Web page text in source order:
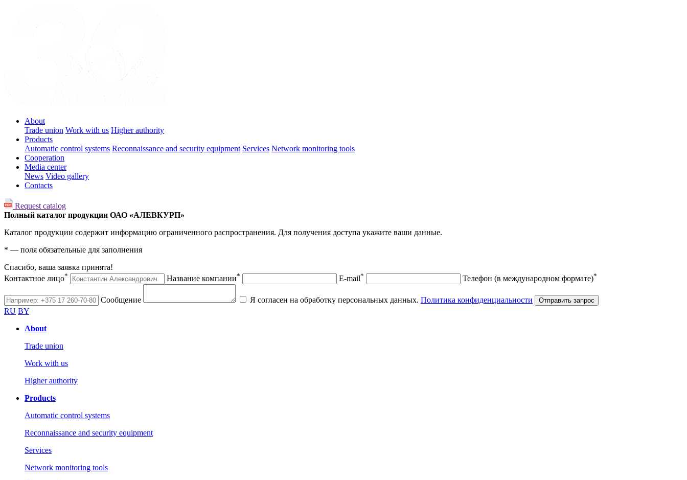
About
Trade union Work with us Higher authority
Products
Automatic control systems Reconnaissance and security equipment Services Network monitoring tools
Cooperation
Media center
News Video gallery
Contacts
Request catalog
Полный каталог продукции ОАО «АЛЕВКУРП»
Каталог продукции содержит информацию ограниченного распространения. Для получения доступа укажите ваши данные.
* — поля обязательные для заполнения
Спасибо, ваша заявка принята!
Контактное лицо* Название компании* E-mail* Телефон (в международном формате)*
Сообщение Я согласен на обработку персональных данных. Политика конфиденциальности Отправить запрос
RU BY
About
Trade union
Work with us
Higher authority
Products
Automatic control systems
Reconnaissance and security equipment
Services
Network monitoring tools